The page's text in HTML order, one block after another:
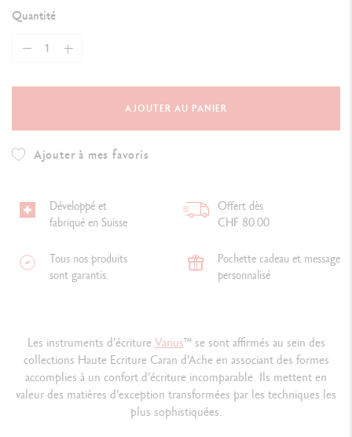
Quantité
AJOUTER AU PANIER
Ajouter à mes favoris
Développé et
fabriqué en Suisse
Offert dès
CHF 80.00
Tous nos produits
sont garantis.
Pochette cadeau et message
personnalisé
Les instruments d’écritureVarius™ se sont affirmés au sein des
collections Haute Ecriture Caran d’Ache en associant des formes
accomplies à un confort d’écriture incomparable. Ils mettent en
valeur des matières d’exception transformées par les techniques les
plus sophistiquées.